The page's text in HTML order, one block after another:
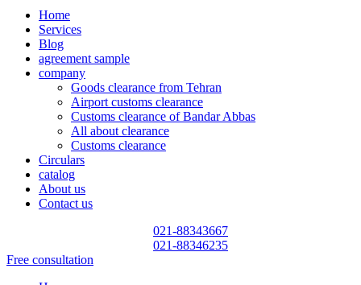
Home
Services
Blog
agreement sample
company
Goods clearance from Tehran
Airport customs clearance
Customs clearance of Bandar Abbas
All about clearance
Customs clearance
Circulars
catalog
About us
Contact us
021-88343667
021-88346235
Free consultation